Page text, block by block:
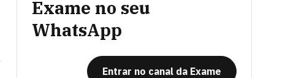
Exame no seu
WhatsApp
Entrar no canal da Exame